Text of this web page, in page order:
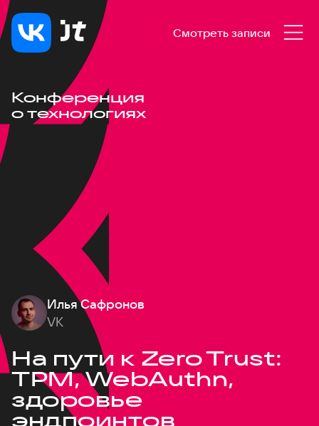
Смотреть записи
Конференция
о технологиях
Илья Сафронов
VK
На пути к Zero Trust:
TPM, WebAuthn,
здоровье
эндпоинтов